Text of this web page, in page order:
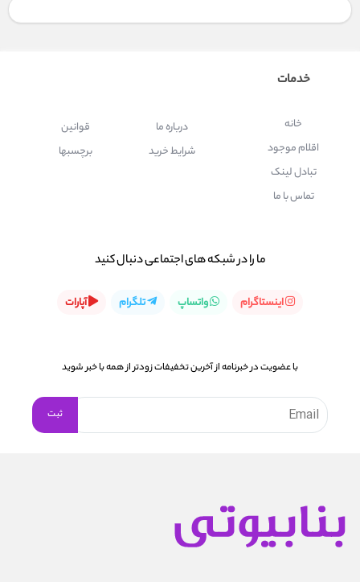
خدمات
خانه
اقلام موجود
تبادل لینک
تماس با ما
درباره ما
شرایط خرید
قوانین
برچسبها
ما را در شبكه های اجتماعی دنبال کنید
اینستاگرام واتساپ تلگرام آپارات
با عضویت در خبرنامه از آخرین تخفیفات زودتر از همه با خبر شوید